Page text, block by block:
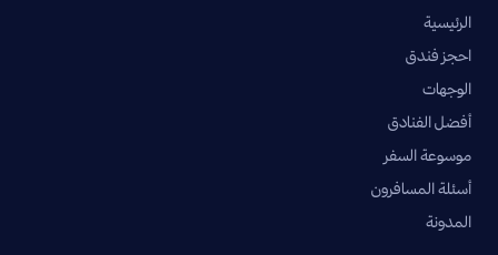
الرئيسية
احجز فندق
الوجهات
أفضل الفنادق
موسوعة السفر
أسئلة المسافرون
المدونة